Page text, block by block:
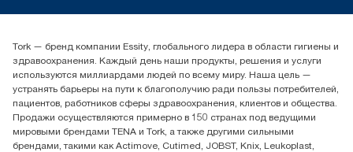
(+7) 777 779 0095
Контакты на рынках СНГ
ООО «Эссити», Представительство в Казахстане Пр.
Достык, 210, 2 блок, 3 этаж,
офис №32 050051, г.
Алматы, Казахстан
Tork — бренд компании Essity, глобального лидера в области гигиены и
здравоохранения. Каждый день наши продукты, решения и услуги
используются миллиардами людей по всему миру. Наша цель —
устранять барьеры на пути к благополучию ради пользы потребителей,
пациентов, работников сферы здравоохранения, клиентов и общества.
Продажи осуществляются примерно в 150 странах под ведущими
мировыми брендами TENA и Tork, а также другими сильными
брендами, такими как Actimove, Cutimed, JOBST, Knix, Leukoplast,